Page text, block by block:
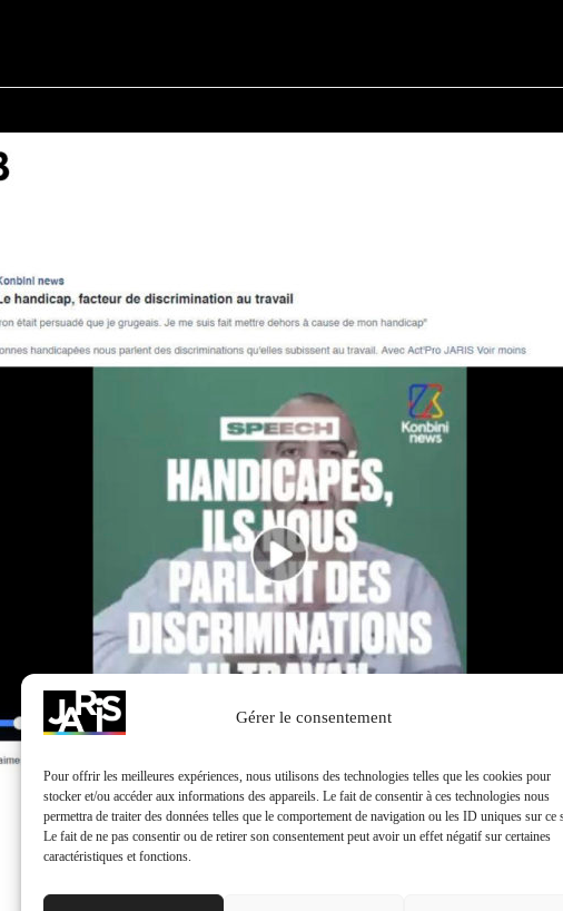
Gérer le consentement
Pour offrir les meilleures expériences, nous utilisons des technologies telles que les cookies pour
stocker et/ou accéder aux informations des appareils. Le fait de consentir à ces technologies nous
permettra de traiter des données telles que le comportement de navigation ou les ID uniques sur ce
Le fait de ne pas consentir ou de retirer son consentement peut avoir un effet négatif sur certaines
caractéristiques et fonctions.